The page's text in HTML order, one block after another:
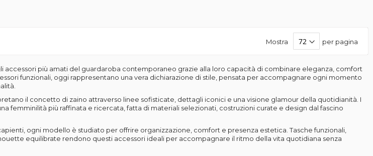
Mostra per pagina
accessori più amati del guardaroba contemporaneo grazie alla loro capacità di combinare eleganza, comfort
funzionali, oggi rappresentano una vera dichiarazione di stile, pensata per accompagnare ogni momento
il concetto di zaino attraverso linee sofisticate, dettagli iconici e una visione glamour della quotidianità. I
femminilità più raffinata e ricercata, fatta di materiali selezionati, costruzioni curate e design dal fascino
ogni modello è studiato per offrire organizzazione, comfort e presenza estetica. Tasche funzionali,
equilibrate rendono questi accessori ideali per accompagnare il ritmo della vita quotidiana senza